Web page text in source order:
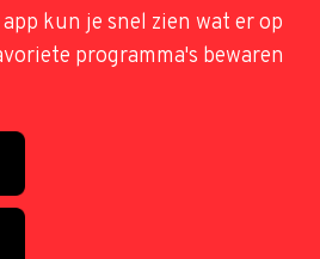
kun je snel zien wat er op
programma's bewaren